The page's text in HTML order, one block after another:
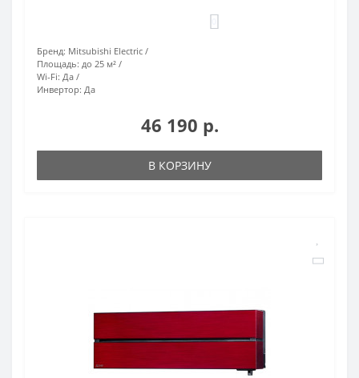
Бренд: Mitsubishi Electric
Площадь: до 25 м²
Wi-Fi: Да
Инвертор: Да
46 190 р.
В КОРЗИНУ